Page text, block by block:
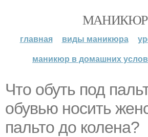
МАНИКЮР
главная виды маникюра
маникюр в домашних
Что обуть под
обувью носить
пальто до колена?